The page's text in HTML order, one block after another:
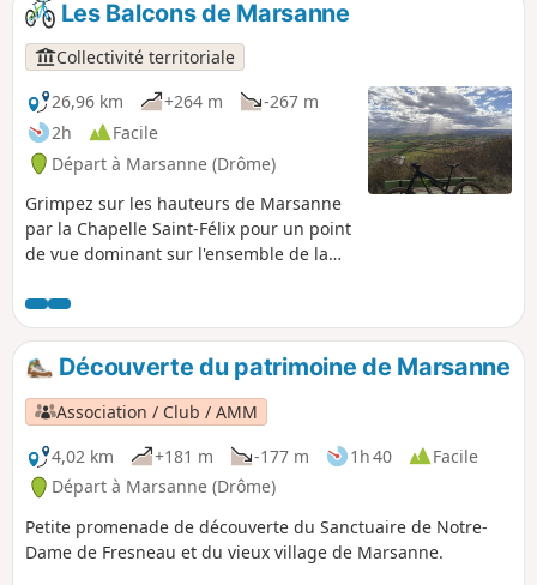
Les Balcons de Marsanne
Collectivité territoriale
26,96 km
+264 m
-267 m
2h
Facile
Départ à Marsanne (Drôme)
Grimpez sur les hauteurs de Marsanne
par la Chapelle Saint-Félix pour un point
de vue dominant sur l'ensemble de la
de la hauteur en grimpant sur les
hauteurs de Marsanne, au niveau des
ruines de la Chapelle Saint-Félix. Il se
poursuit sur un chemin en forêt
longeant la montagne. Le retour par la
plaine est plus doux et plat.
Découverte du patrimoine de Marsanne
Association / Club / AMM
4,02 km
+181 m -177 m 1h 40
Facile
Départ à Marsanne (Drôme)
Petite promenade de découverte du Sanctuaire de Notre-
Dame de Fresneau et du vieux village de Marsanne.